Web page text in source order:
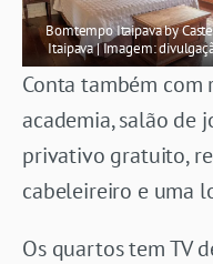
Bomtempo Itaipava by
Itaipava | Imagem:
Conta também com
academia, salão de
privativo gratuito,
cabeleireiro e uma
Os quartos tem TV